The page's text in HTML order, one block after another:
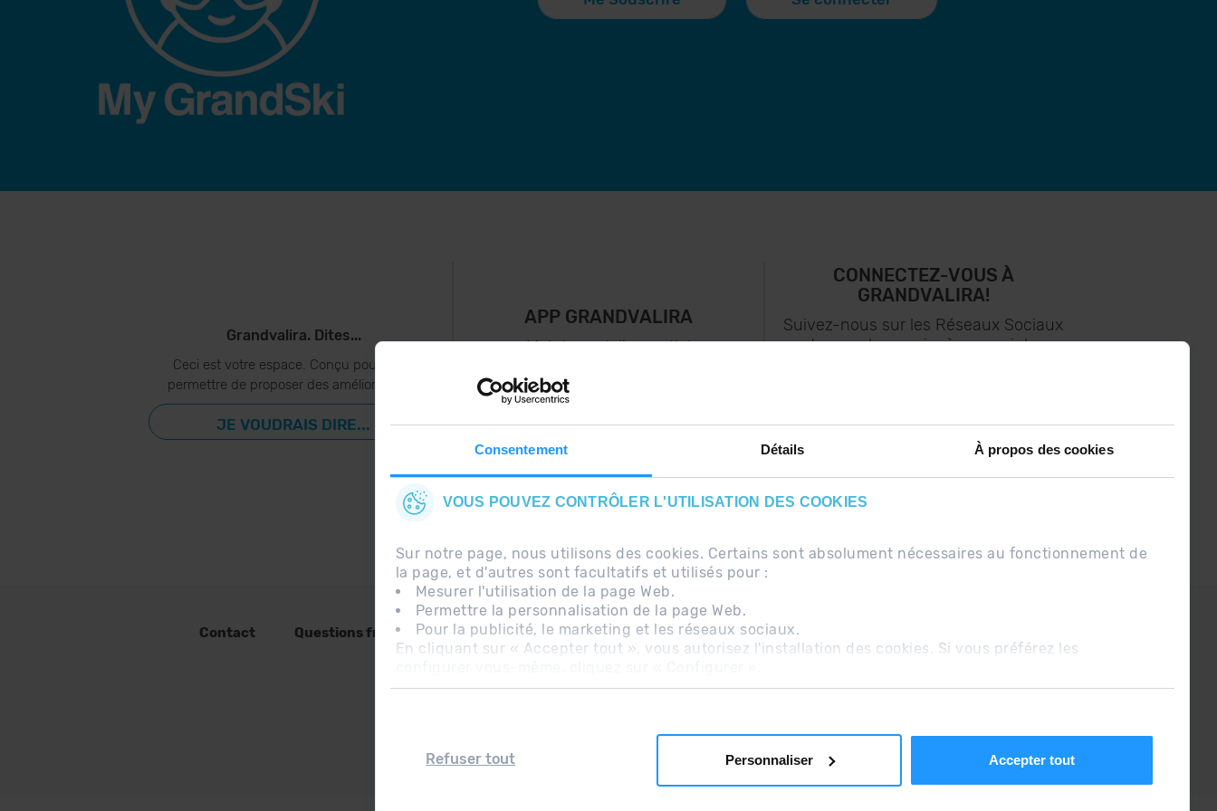
Consentement Détails À propos des cookies
VOUS POUVEZ CONTRÔLER L'UTILISATION DES COOKIES
Sur notre page, nous utilisons des cookies. Certains sont absolument nécessaires au fonctionnement de
la page, et d'autres sont facultatifs et utilisés pour :
Mesurer l'utilisation de la page Web.
Permettre la personnalisation de la page Web.
Pour la publicité, le marketing et les réseaux sociaux.
En cliquant sur « Accepter tout », vous autorisez l'installation des cookies. Si vous préférez les
Refuser tout Personnaliser Accepter tout
Grandvalira. Dites...
Ceci est votre espace. Conçu pour vous
permettre de proposer des améliorations..
JE VOUDRAIS DIRE...
APP GRANDVALIRA
Maintenant, l'essentiel
CONNECTEZ-VOUS À
GRANDVALIRA!
Suivez-nous sur les Réseaux Sociaux
et soyez le premier à recevoir les
Contact Questions fréquentes Avis légal Information complémentaire RGPDUE